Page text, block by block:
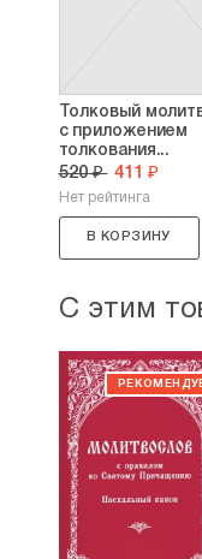
Толковый
с приложением
толкования...
520 ₽ 411 ₽
Нет рейтинга
В КОРЗИНУ
С этим